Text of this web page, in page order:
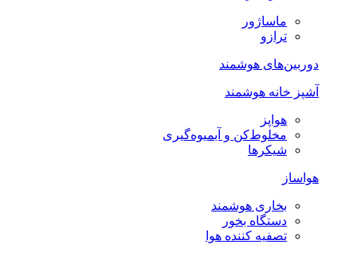
ماساژور
ترازو
دوربین‌های هوشمند
آشپز خانه هوشمند
هواپز
مخلوط‌کن و آبمیوه‌گیری
شیکرها
هواساز
بخاری هوشمند
دستگاه بخور
تصفیه کننده هوا